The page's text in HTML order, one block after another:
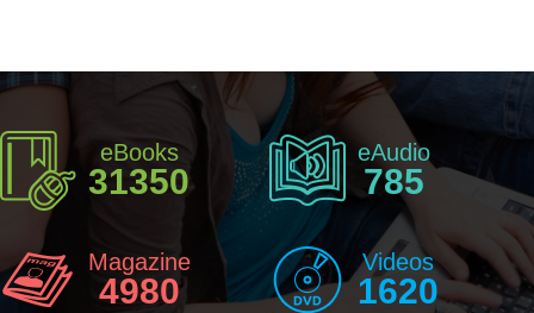
eBooks
31350
eAudio
785
Magazine
4980
Videos
1620